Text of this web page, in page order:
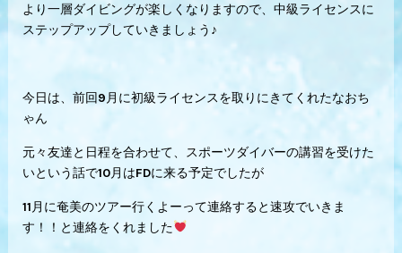
より一層ダイビングが楽しくなりますので、中級ライセンスに
ステップアップしていきましょう♪
今日は、前回9月に初級ライセンスを取りにきてくれたなおち
ゃん
元々友達と日程を合わせて、スポーツダイバーの講習を受けた
いという話で10月はFDに来る予定でしたが
11月に奄美のツアー行くよーって連絡すると速攻でいきま
す！！と連絡をくれました